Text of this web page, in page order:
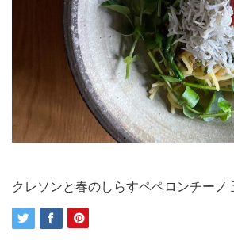
クレソンと春のしらすペペロンチーノ